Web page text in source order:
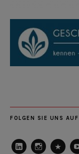
FOLGEN SIE UNS AUF